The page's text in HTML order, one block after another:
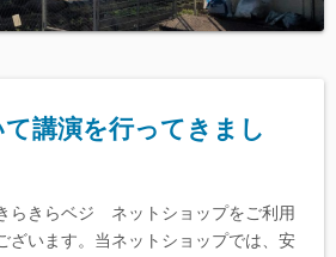
講演を行ってきまし
らきらベジ ネットショップをご利用
ざいます。当ネットショップでは、安